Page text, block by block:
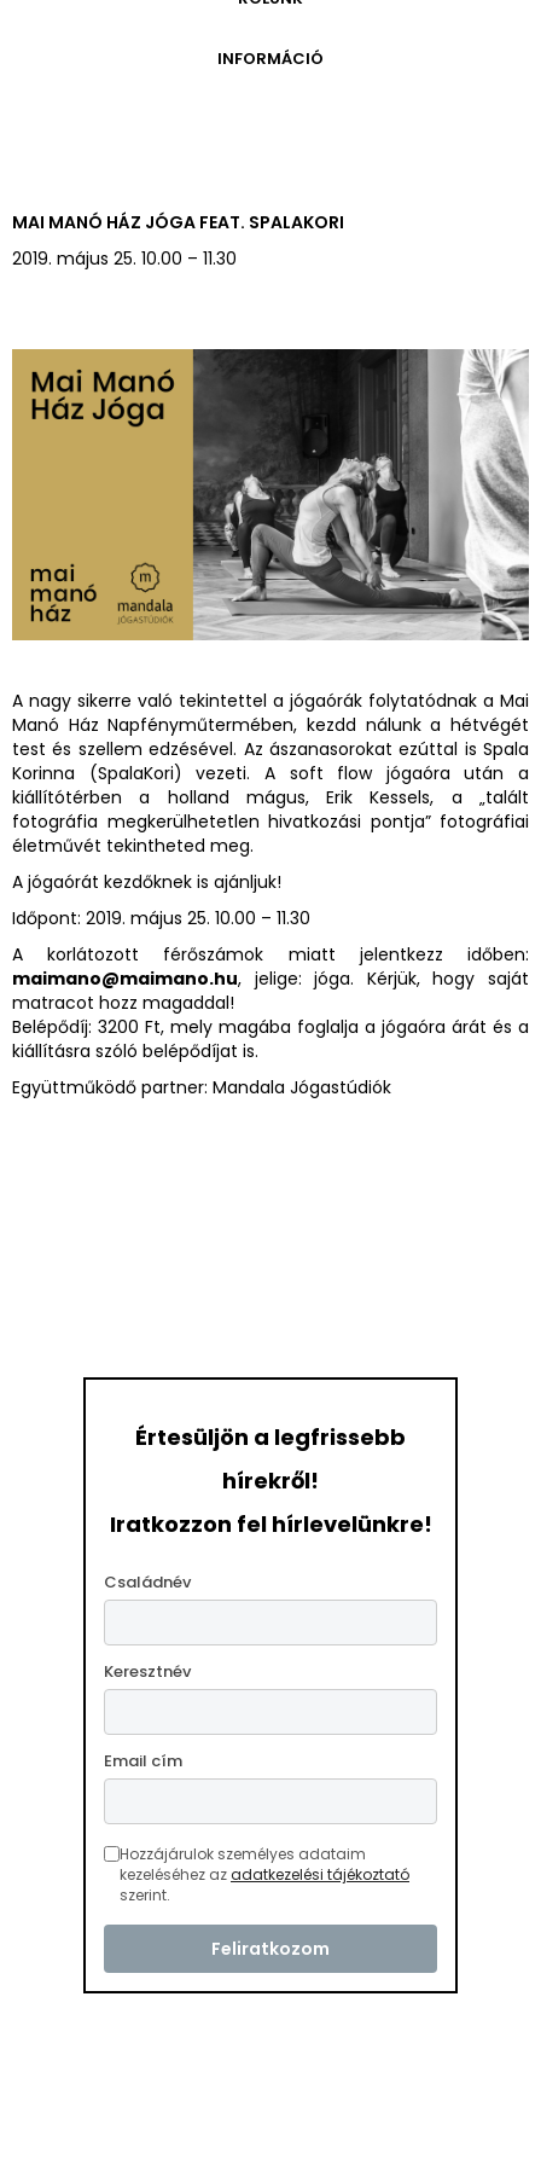
PÉCSI JÓZSEF - A NÉVADÓ
ARCHÍVUM 2014-2018
INFORMÁCIÓ
MAI MANÓ HÁZ JÓGA FEAT. SPALAKORI
2019. május 25. 10.00 – 11.30
A nagy sikerre való tekintettel a jógaórák folytatódnak a Mai
Manó Ház Napfényműtermében, kezdd nálunk a hétvégét
test és szellem edzésével. Az ászanasorokat ezúttal is Spala
Korinna (SpalaKori) vezeti. A soft flow jógaóra után a
kiállítótérben a holland mágus, Erik Kessels, a „talált
fotográfia megkerülhetetlen hivatkozási pontja” fotográfiai
életművét tekintheted meg.
A jógaórát kezdőknek is ajánljuk!
Időpont: 2019. május 25. 10.00 – 11.30
A korlátozott férőszámok miatt jelentkezz időben:
maimano@maimano.hu, jelige: jóga. Kérjük, hogy saját
matracot hozz magaddal!
Belépődíj: 3200 Ft, mely magába foglalja a jógaóra árát és a
kiállításra szóló belépődíjat is.
Együttműködő partner: Mandala Jógastúdiók
Értesüljön a legfrissebb
hírekről!
Iratkozzon fel hírlevelünkre!
Családnév
Keresztnév
Email cím
Hozzájárulok személyes adataim
kezeléséhez azadatkezelési tájékoztató
szerint.